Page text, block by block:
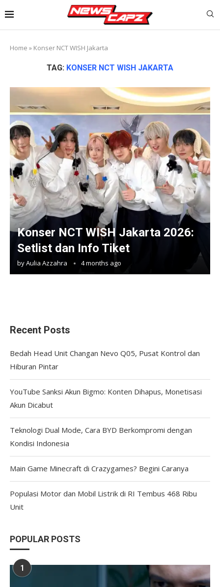
Home » Konser NCT WISH Jakarta
TAG: KONSER NCT WISH JAKARTA
Konser NCT WISH Jakarta 2026:
Setlist dan Info Tiket
byAulia Azzahra 4 months ago
Recent Posts
Bedah Head Unit Changan Nevo Q05, Pusat Kontrol dan
Hiburan Pintar
YouTube Sanksi Akun Bigmo: Konten Dihapus, Monetisasi
Akun Dicabut
Teknologi Dual Mode, Cara BYD Berkompromi dengan
Kondisi Indonesia
Main Game Minecraft di Crazygames? Begini Caranya
Populasi Motor dan Mobil Listrik di RI Tembus 468 Ribu
Unit
POPULAR POSTS
1